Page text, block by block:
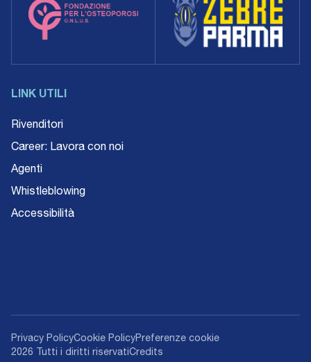
LINK UTILI
Rivenditori
Career: Lavora con noi
Agenti
Whistleblowing
Accessibilità
2026 Tutti i diritti riservatiCredits
Privacy PolicyCookie PolicyPreferenze cookie